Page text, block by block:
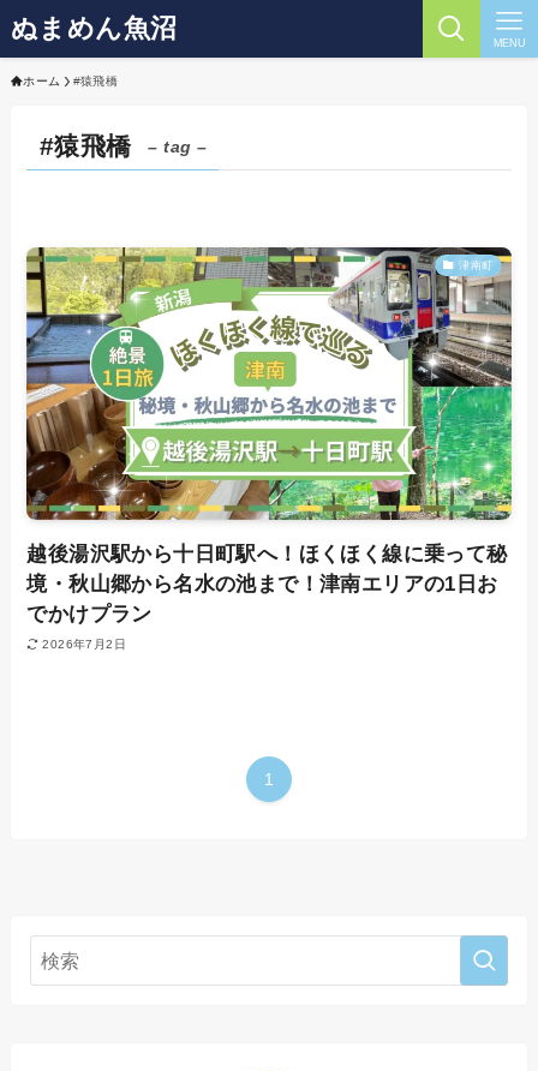
ぬまめん魚沼 MENU
ホーム #猿飛橋
#猿飛橋 – tag –
津南町
越後湯沢駅から十日町駅へ！ほくほく線に乗って秘
境・秋山郷から名水の池まで！津南エリアの1日お
でかけプラン
2026年7月2日
1